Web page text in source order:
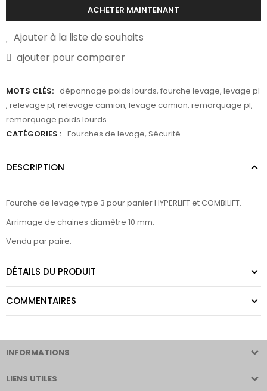
ACHETER MAINTENANT
Ajouter à la liste de souhaits
ajouter pour comparer
MOTS CLÉS: dépannage poids lourds, fourche levage, levage pl
, relevage pl, relevage camion, levage camion, remorquage pl,
remorquage poids lourds
CATÉGORIES : Fourches de levage, Sécurité
DESCRIPTION
Fourche de levage type 3 pour panier HYPERLIFT et COMBILIFT.
Arrimage de chaines diamètre 10 mm.
Vendu par paire.
DÉTAILS DU PRODUIT
COMMENTAIRES
INFORMATIONS
LIENS UTILES